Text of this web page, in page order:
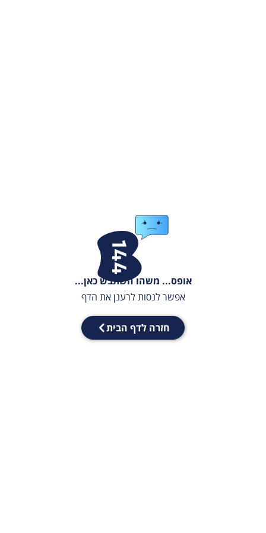
אופס... משהו השתבש כאן...
אפשר לנסות לרענן את הדף
חזרה לדף הבית